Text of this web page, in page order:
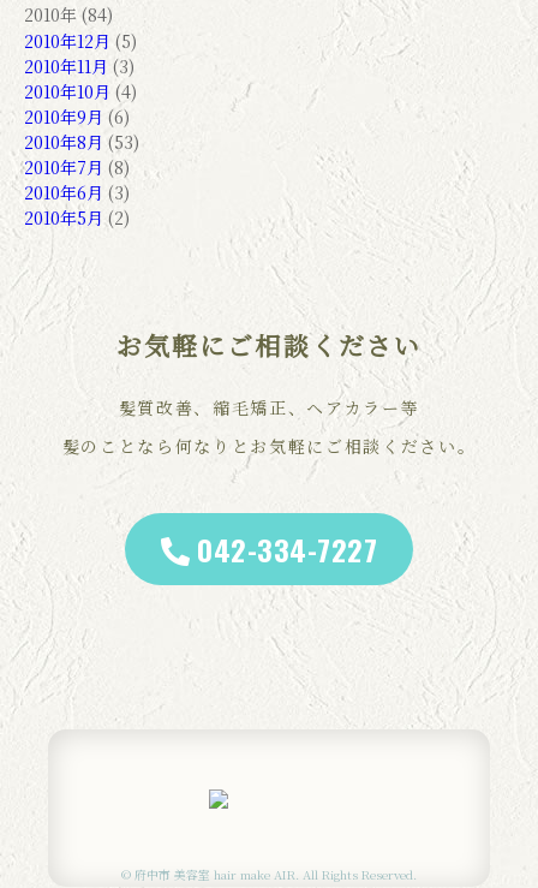
2010年 (84)
2010年12月 (5)
2010年11月 (3)
2010年10月 (4)
2010年9月 (6)
2010年8月 (53)
2010年7月 (8)
2010年6月 (3)
2010年5月 (2)
お気軽にご相談ください
髪質改善、縮毛矯正、ヘアカラー等
髪のことなら何なりとお気軽にご相談ください。
042-334-7227
© 府中市 美容室 hair make AIR. All Rights Reserved.